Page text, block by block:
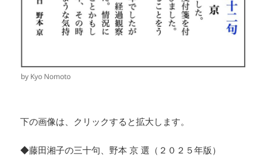
by Kyo Nomoto
下の画像は、クリックすると拡大します。
◆藤田湘子の三十句、野本 京 選（２０２５年版）